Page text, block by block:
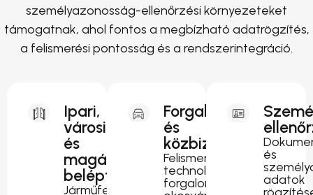
személyazonosság-ellenőrzési környezeteket
támogatnak, ahol fontos a megbízható adatrögzítés,
a felismerési pontosság és a rendszerintegráció.
Ipari,
városi
és
magánterületi
beléptetés
Járműfelismerés
Forgalomirányítás
és
közbiztonság
Felismerési
technológia
forgalomfigyeléshez,
és
adatok